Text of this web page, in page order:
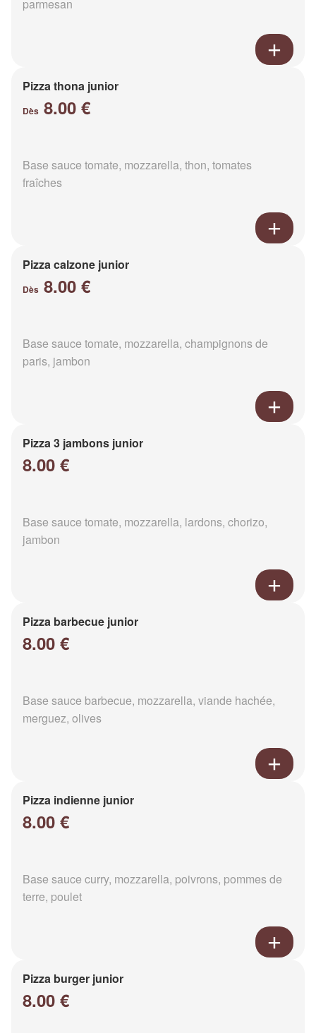
parmesan
Pizza thona junior
Dès 8.00 €
Base sauce tomate, mozzarella, thon, tomates
fraîches
Pizza calzone junior
Dès 8.00 €
Base sauce tomate, mozzarella, champignons de
paris, jambon
Pizza 3 jambons junior
8.00 €
Base sauce tomate, mozzarella, lardons, chorizo,
jambon
Pizza barbecue junior
8.00 €
Base sauce barbecue, mozzarella, viande hachée,
merguez, olives
Pizza indienne junior
8.00 €
Base sauce curry, mozzarella, poivrons, pommes de
terre, poulet
Pizza burger junior
8.00 €